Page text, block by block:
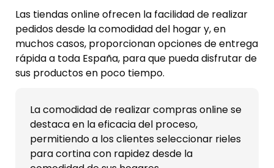
Las tiendas online ofrecen la facilidad de realizar
pedidos desde la comodidad del hogar y, en
muchos casos, proporcionan opciones de entrega
rápida a toda España, para que pueda disfrutar de
sus productos en poco tiempo.
La comodidad de realizar compras online se
destaca en la eficacia del proceso,
permitiendo a los clientes seleccionar rieles
para cortina con rapidez desde la